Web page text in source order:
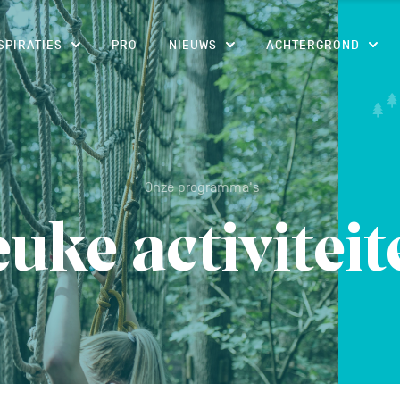
CONTENU
PRO NIEUWS ACHTERGROND
Onze programma's